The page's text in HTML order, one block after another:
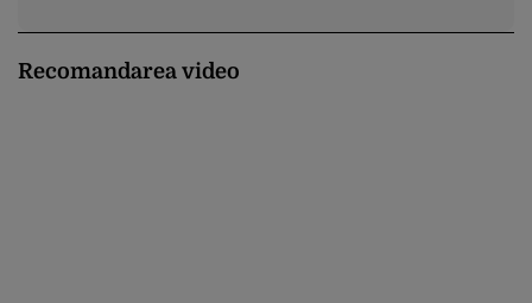
Recomandarea video